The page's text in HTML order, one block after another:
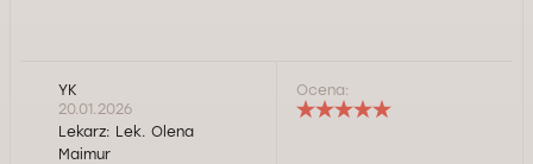
YK
20.01.2026
Lekarz: Lek. Olena
Maimur
Ocena: